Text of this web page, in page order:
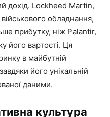
дохід. Lockheed Martin,
обладнання,
прибутку, ніж Palantir,
його вартості. Ця
в майбутній
його унікальній
даними.
культура